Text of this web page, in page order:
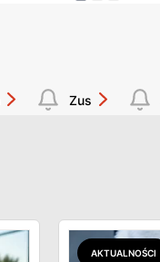
Zus
AKTUALNOŚCI